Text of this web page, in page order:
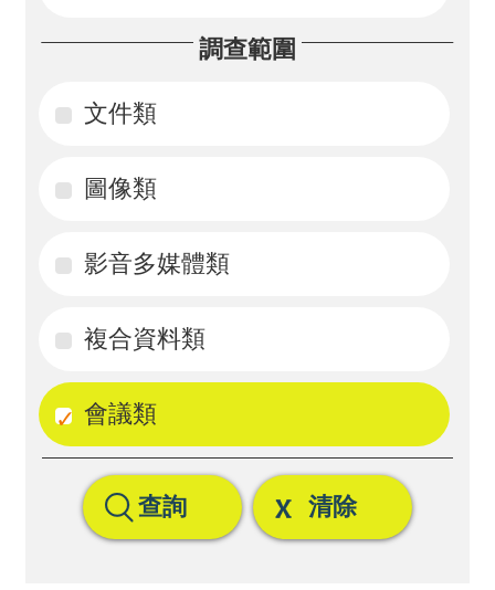
回
首
調查範圍
文件類
圖像類
影音多媒體類
複合資料類
會議類
查詢 清除